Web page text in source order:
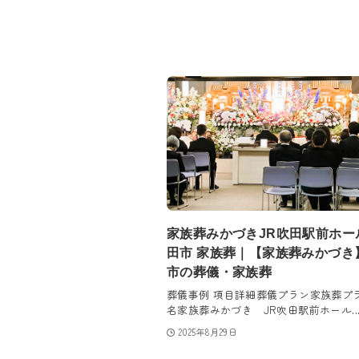
家族葬みかづきJR吹田駅前ホー
田市 家族葬｜【家族葬みかづき
市の葬儀・家族葬
葬儀事例 項目詳細葬儀プラン家族葬プ
名家族葬みかづき JR吹田駅前ホール
2025年8月29日